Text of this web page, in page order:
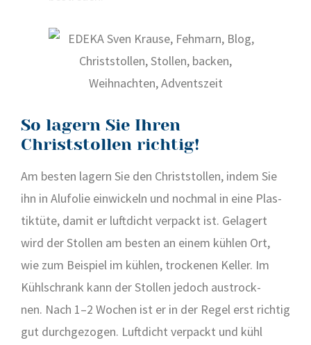
So lagern Sie Ihren
Christstollen richtig!
Am bes­ten lagern Sie den Christ­stol­len, indem Sie
ihn in Alu­fo­lie ein­wi­ckeln und noch­mal in eine Plas­
tik­tü­te, damit er luft­dicht ver­packt ist. Gela­gert
wird der Stol­len am bes­ten an einem küh­len Ort,
wie zum Bei­spiel im küh­len, tro­cke­nen Kel­ler. Im
Kühl­schrank kann der Stol­len jedoch aus­trock­
nen. Nach 1–2 Wochen ist er in der Regel erst rich­tig
gut durch­ge­zo­gen. Luft­dicht ver­packt und kühl